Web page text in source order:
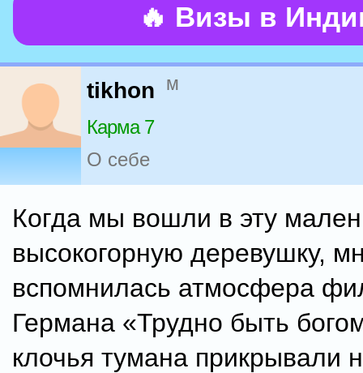
🔥 Визы в
tikhon м
Карма 7
О себе
Когда мы вошли в эту
высокогорную деревушку,
вспомнилась атмосфера
Германа «Трудно быть
клочья тумана прикрывали